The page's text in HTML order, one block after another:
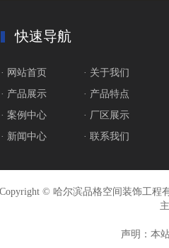
快速导航
· 网站首页
· 关于我们
· 产品展示
· 产品特点
· 案例中心
· 厂区展示
· 新闻中心
· 联系我们
Copyright © 哈尔滨品格空间装饰工程
声明：本